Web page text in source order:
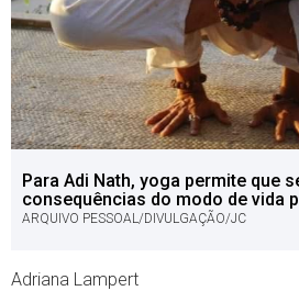
Para Adi Nath, yoga permite que
consequências do modo de vida
ARQUIVO PESSOAL/DIVULGAÇÃO/JC
Adriana Lampert